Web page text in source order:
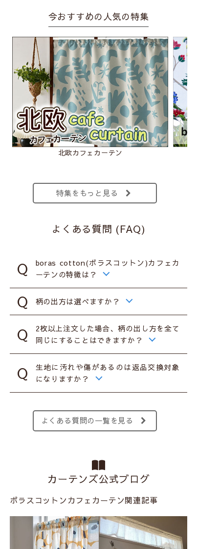
今おすすめの人気の特集
北欧カフェカーテン
特集をもっと見る
よくある質問 (FAQ)
boras cotton(ボラスコットン)カフェカ
ーテンの特徴は？
柄の出方は選べますか？
2枚以上注文した場合、柄の出し方を全て
同じにすることはできますか？
生地に汚れや傷があるのは返品交換対象
になりますか？
よくある質問の一覧を見る
カーテンズ公式ブログ
ボラスコットンカフェカーテン関連記事